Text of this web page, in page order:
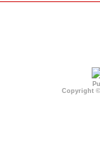
Copyright